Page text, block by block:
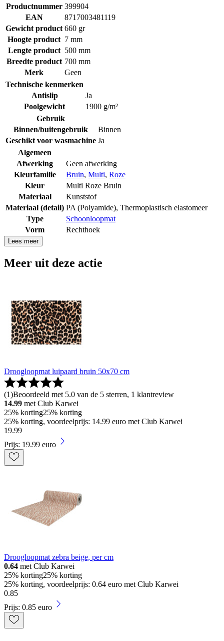
Productnummer 399904
EAN
8717003481119
Gewicht product 660 gr
Hoogte product 7 mm
Lengte product 500 mm
Breedte product 700 mm
Merk
Geen
Technische kenmerken
Antislip
Ja
Poolgewicht
1900 g/m²
Gebruik
Binnen/buitengebruik
Binnen
Geschikt voor wasmachine Ja
Algemeen
Afwerking
Geen afwerking
Kleurfamilie
Bruin, Multi, Roze
Kleur
Multi Roze Bruin
Materiaal
Kunststof
Materiaal (detail) PA (Polyamide), Thermoplastisch elastomeer
Type
Schoonloopmat
Vorm
Rechthoek
Lees meer
Meer uit deze actie
Droogloopmat luipaard bruin 50x70 cm
(1)Beoordeeld met 5.0 van de 5 sterren, 1 klantreview
14.99 met Club Karwei
25% korting25% korting
25% korting, voordeelprijs: 14.99 euro met Club Karwei
19.99
Prijs: 19.99 euro
Droogloopmat zebra beige, per cm
0.64 met Club Karwei
25% korting25% korting
25% korting, voordeelprijs: 0.64 euro met Club Karwei
0.85
Prijs: 0.85 euro